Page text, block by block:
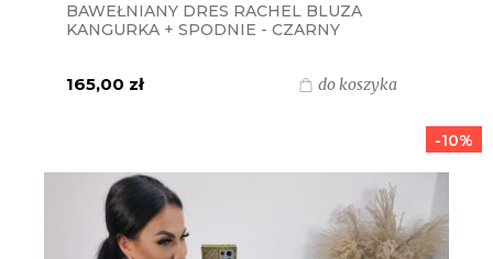
BAWEŁNIANY DRES RACHEL BLUZA
KANGURKA + SPODNIE - CZARNY
165,00 zł do koszyka
-10%